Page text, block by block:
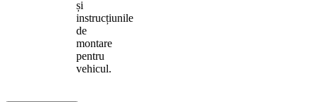
și
instrucțiunile
de
montare
pentru
vehicul.